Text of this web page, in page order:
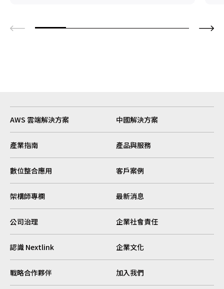
AWS 雲端解決方案 中國解決方案
產業指南 產品與服務
數位整合應用 客戶案例
架構師專欄 最新消息
公司治理 企業社會責任
認識 Nextlink 企業文化
戰略合作夥伴 加入我們